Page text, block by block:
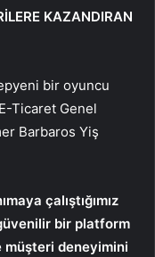
KAZANDIRAN
bir oyuncu
Ticaret Genel
Barbaros Yiş
çalıştığımız
bir platform
müşteri deneyimini